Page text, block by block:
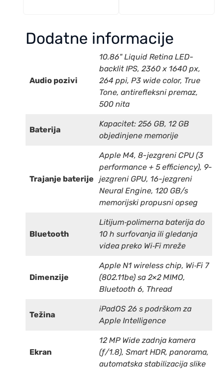
Dodatne informacije
Audio pozivi
10.86" Liquid Retina LED-
backlit IPS, 2360 x 1640 px,
264 ppi, P3 wide color, True
Tone, antirefleksni premaz,
500 nita
Baterija
Kapacitet: 256 GB, 12 GB
objedinjene memorije
Trajanje baterije
Apple M4, 8-jezgreni CPU (3
performance + 5 efficiency), 9-
jezgreni GPU, 16-jezgreni
Neural Engine, 120 GB/s
memorijski propusni opseg
Bluetooth
Litijum‑polimerna baterija do
10 h surfovanja ili gledanja
videa preko Wi‑Fi mreže
Dimenzije
Apple N1 wireless chip, Wi‑Fi 7
(802.11be) sa 2×2 MIMO,
Bluetooth 6, Thread
Težina
iPadOS 26 s podrškom za
Apple Intelligence
Ekran
12 MP Wide zadnja kamera
(ƒ/1.8), Smart HDR, panorama,
automatska stabilizacija slike